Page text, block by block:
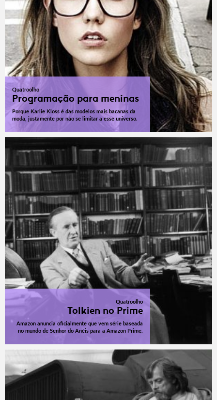
Quatroolho
Programação para meninas
Porque Karlie Kloss é das modelos mais bacanas da
moda, justamente por não se limitar a esse universo.
Quatroolho
Tolkien no Prime
Amazon anuncia oficialmente que vem série baseada
no mundo de Senhor do Anéis para a Amazon Prime.